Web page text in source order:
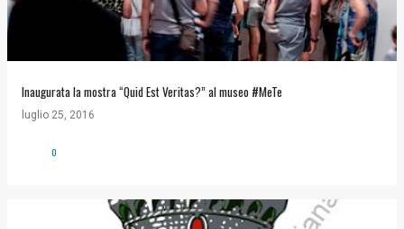
Inaugurata la mostra “Quid Est Veritas?” al museo #MeTe
luglio 25, 2016
0